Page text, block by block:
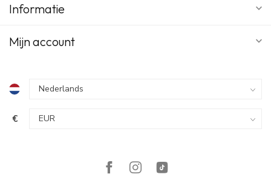
Informatie
Mijn account
€